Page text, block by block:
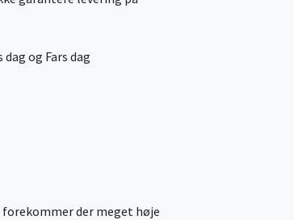
og Fars dag
der meget høje